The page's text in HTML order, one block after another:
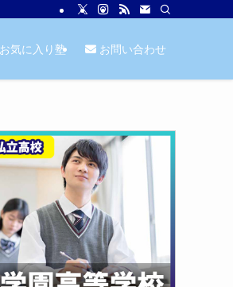
お気に入り塾 お問い合わせ